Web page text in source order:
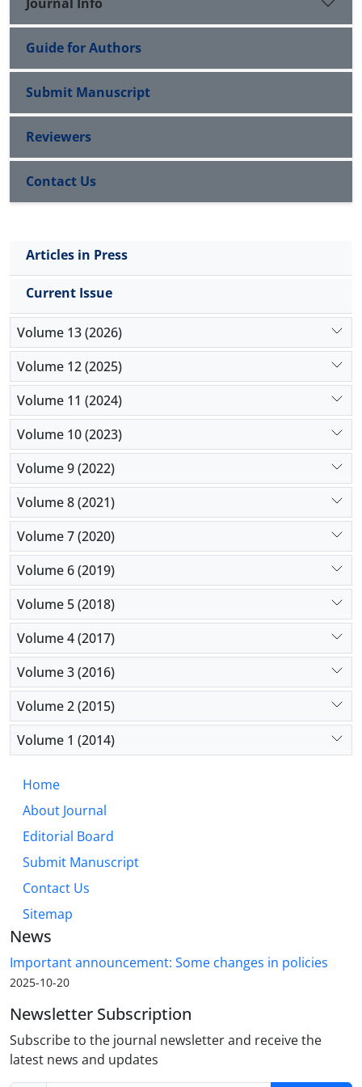
Guide for Authors
Submit Manuscript
Reviewers
Contact Us
Articles in Press
Current Issue
Volume 13 (2026)
Volume 12 (2025)
Volume 11 (2024)
Volume 10 (2023)
Volume 9 (2022)
Volume 8 (2021)
Volume 7 (2020)
Volume 6 (2019)
Volume 5 (2018)
Volume 4 (2017)
Volume 3 (2016)
Volume 2 (2015)
Volume 1 (2014)
Home
About Journal
Editorial Board
Submit Manuscript
Contact Us
Sitemap
News
Important announcement: Some changes in policies
2025-10-20
Newsletter Subscription
Subscribe to the journal newsletter and receive the
latest news and updates